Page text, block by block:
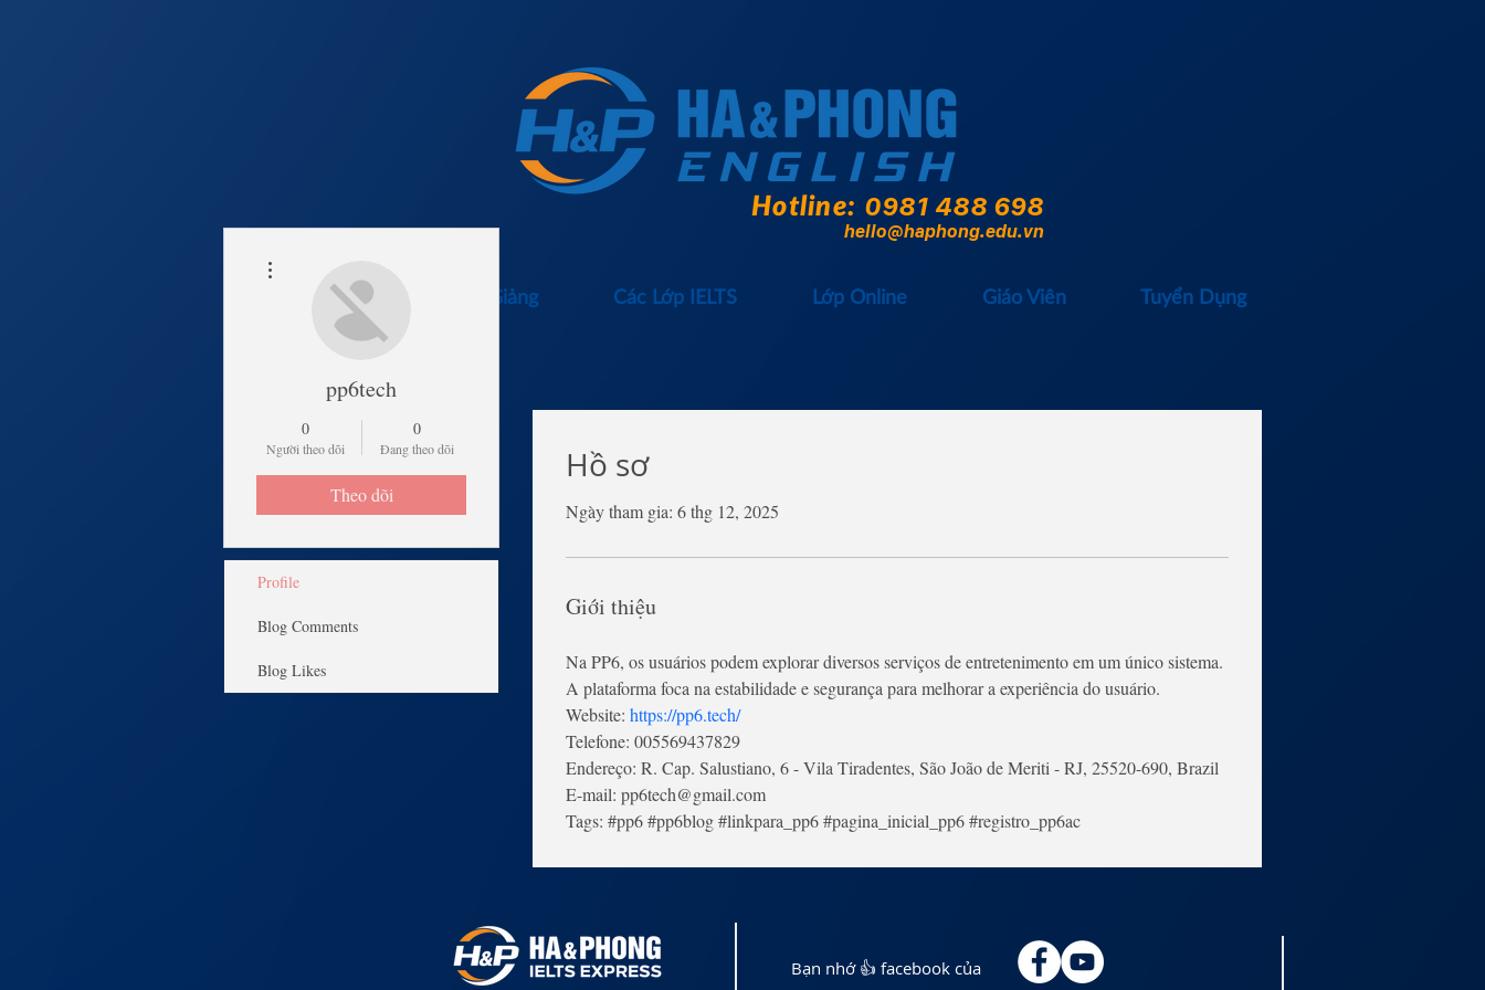
Hotline: 0981 488 698
hello@haphong.edu.vn
Lịch Khai Giảng Các Lớp IELTS Lớp Online Giáo Viên Tuyển Dụng
Hồ sơ
Ngày tham gia: 6 thg 12, 2025
Giới thiệu
Na PP6, os usuários podem explorar diversos serviços de entretenimento em um único sistema.
A plataforma foca na estabilidade e segurança para melhorar a experiência do usuário.
Website: https://pp6.tech/
Telefone: 005569437829
Endereço: R. Cap. Salustiano, 6 - Vila Tiradentes, São João de Meriti - RJ, 25520-690, Brazil
E-mail: pp6tech@gmail.com
Tags: #pp6 #pp6blog #linkpara_pp6 #pagina_inicial_pp6 #registro_pp6ac
pp6tech
0
Người theo dõi
0
Đang theo dõi
Theo dõi
Profile
Blog Comments
Blog Likes
Bạn nhớ 👍 facebook của